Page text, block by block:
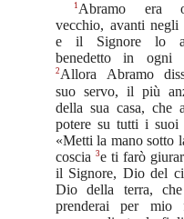
1 Abramo era
vecchio, avanti negli
e il Signore lo
benedetto in ogni
2Allora Abramo
suo servo, il più
della sua casa, che
potere su tutti i suoi
«Metti la mano sotto
coscia 3e ti farò
il Signore, Dio del
Dio della terra,
prenderai per mio